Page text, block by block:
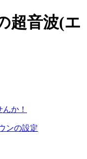
超音波(エ
か！
ンの設定